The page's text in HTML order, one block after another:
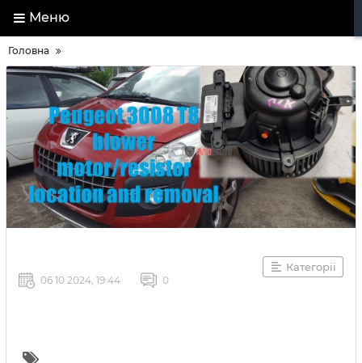
Меню
Головна
Категорії
06 10 2024, 19:44 0